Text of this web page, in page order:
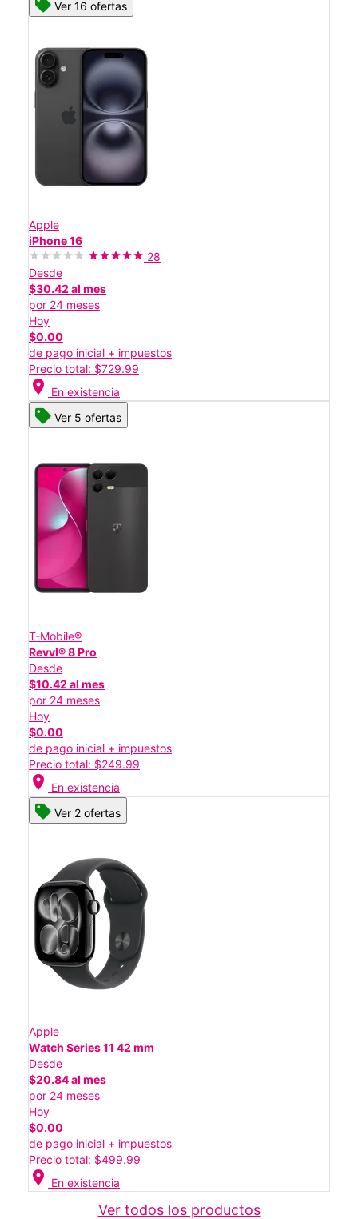
Ver 16 ofertas
Apple
iPhone 16
28
Desde
$30.42 al mes
por 24 meses
Hoy
$0.00
de pago inicial + impuestos
Precio total: $729.99
location_on En existencia
Ver 5 ofertas
T-Mobile®
Revvl® 8 Pro
Desde
$10.42 al mes
por 24 meses
Hoy
$0.00
de pago inicial + impuestos
Precio total: $249.99
location_on En existencia
Ver 2 ofertas
Apple
Watch Series 11 42 mm
Desde
$20.84 al mes
por 24 meses
Hoy
$0.00
de pago inicial + impuestos
Precio total: $499.99
location_on En existencia
Ver todos los productos